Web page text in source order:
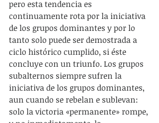
pero esta tendencia es
continuamente rota por la iniciativa
de los grupos dominantes y por lo
tanto solo puede ser demostrada a
ciclo histórico cumplido, si éste
concluye con un triunfo. Los grupos
subalternos siempre sufren la
iniciativa de los grupos dominantes,
aun cuando se rebelan e sublevan:
solo la victoria «permanente» rompe,